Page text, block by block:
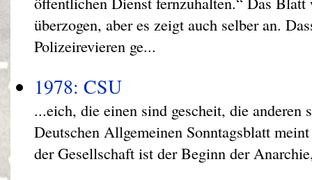
überzogen, aber es zeigt auch selber an.
Polizeirevieren ge...
1978: CSU
...eich, die einen sind gescheit, die anderen
Deutschen Allgemeinen Sonntagsblatt
der Gesellschaft ist der Beginn der